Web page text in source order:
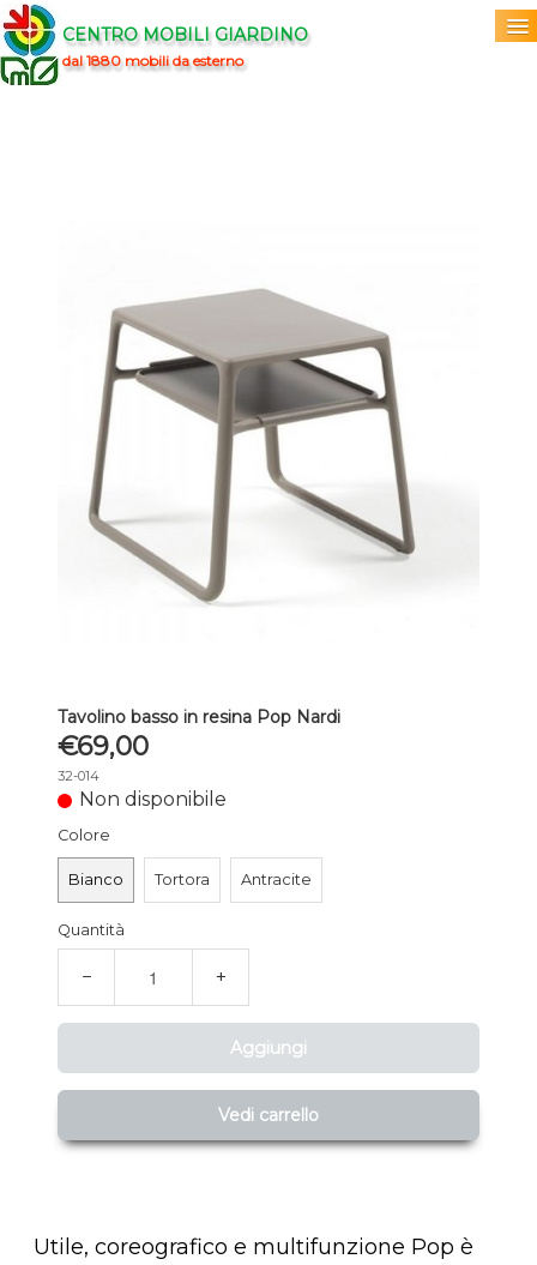
CENTRO MOBILI GIARDINO
dal 1880 mobili da esterno
Tavolino basso in resina Pop Nardi
€69,00
32-014
Non disponibile
Colore
Bianco Tortora Antracite
Quantità
− +
Aggiungi
Vedi carrello
Utile, coreografico e multifunzione Pop è